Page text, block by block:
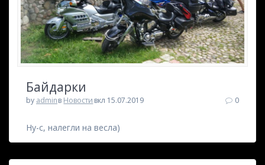
Байдарки
by adminв Новости вкл 15.07.2019 0
Ну-с, налегли на весла)